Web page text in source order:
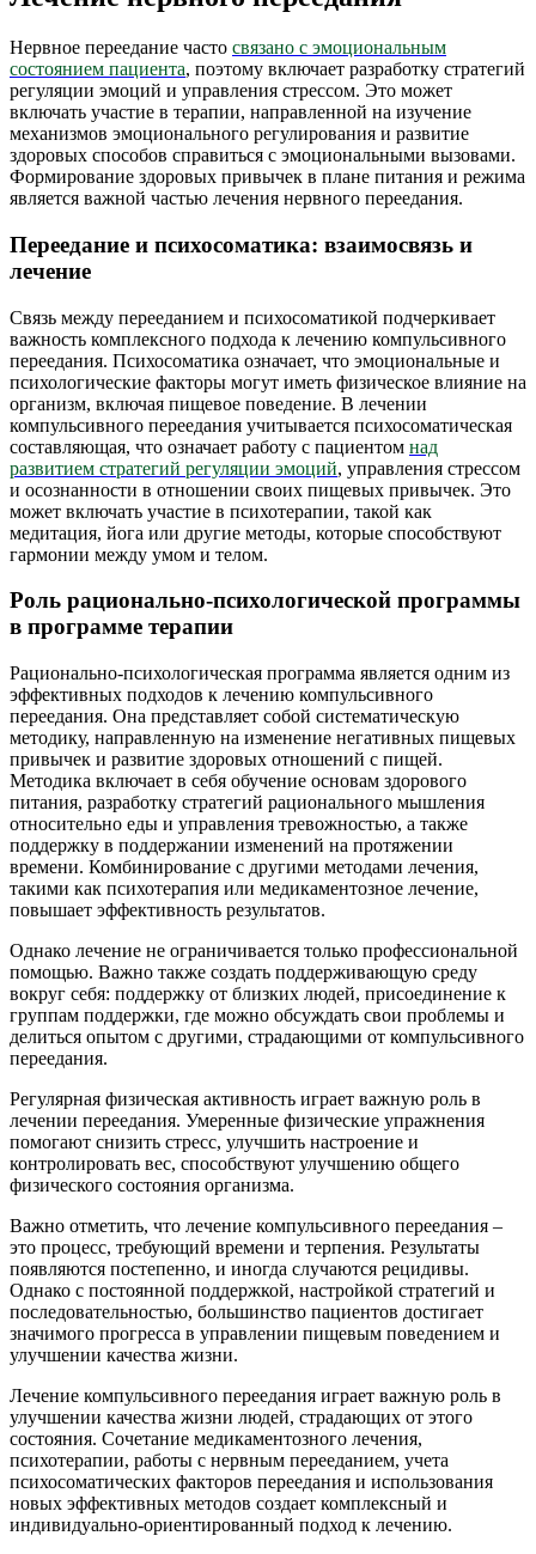
Нервное переедание часто связано с эмоциональным
состоянием пациента, поэтому включает разработку стратегий
регуляции эмоций и управления стрессом. Это может
включать участие в терапии, направленной на изучение
механизмов эмоционального регулирования и развитие
здоровых способов справиться с эмоциональными вызовами.
Формирование здоровых привычек в плане питания и режима
является важной частью лечения нервного переедания.
Переедание и психосоматика: взаимосвязь и
лечение
Связь между перееданием и психосоматикой подчеркивает
важность комплексного подхода к лечению компульсивного
переедания. Психосоматика означает, что эмоциональные и
психологические факторы могут иметь физическое влияние на
организм, включая пищевое поведение. В лечении
компульсивного переедания учитывается психосоматическая
составляющая, что означает работу с пациентом над
развитием стратегий регуляции эмоций, управления стрессом
и осознанности в отношении своих пищевых привычек. Это
может включать участие в психотерапии, такой как
медитация, йога или другие методы, которые способствуют
гармонии между умом и телом.
Роль рационально-психологической программы
в программе терапии
Рационально-психологическая программа является одним из
эффективных подходов к лечению компульсивного
переедания. Она представляет собой систематическую
методику, направленную на изменение негативных пищевых
привычек и развитие здоровых отношений с пищей.
Методика включает в себя обучение основам здорового
питания, разработку стратегий рационального мышления
относительно еды и управления тревожностью, а также
поддержку в поддержании изменений на протяжении
времени. Комбинирование с другими методами лечения,
такими как психотерапия или медикаментозное лечение,
повышает эффективность результатов.
Однако лечение не ограничивается только профессиональной
помощью. Важно также создать поддерживающую среду
вокруг себя: поддержку от близких людей, присоединение к
группам поддержки, где можно обсуждать свои проблемы и
делиться опытом с другими, страдающими от компульсивного
переедания.
Регулярная физическая активность играет важную роль в
лечении переедания. Умеренные физические упражнения
помогают снизить стресс, улучшить настроение и
контролировать вес, способствуют улучшению общего
физического состояния организма.
Важно отметить, что лечение компульсивного переедания –
это процесс, требующий времени и терпения. Результаты
появляются постепенно, и иногда случаются рецидивы.
Однако с постоянной поддержкой, настройкой стратегий и
последовательностью, большинство пациентов достигает
значимого прогресса в управлении пищевым поведением и
улучшении качества жизни.
Лечение компульсивного переедания играет важную роль в
улучшении качества жизни людей, страдающих от этого
состояния. Сочетание медикаментозного лечения,
психотерапии, работы с нервным перееданием, учета
психосоматических факторов переедания и использования
новых эффективных методов создает комплексный и
индивидуально-ориентированный подход к лечению.